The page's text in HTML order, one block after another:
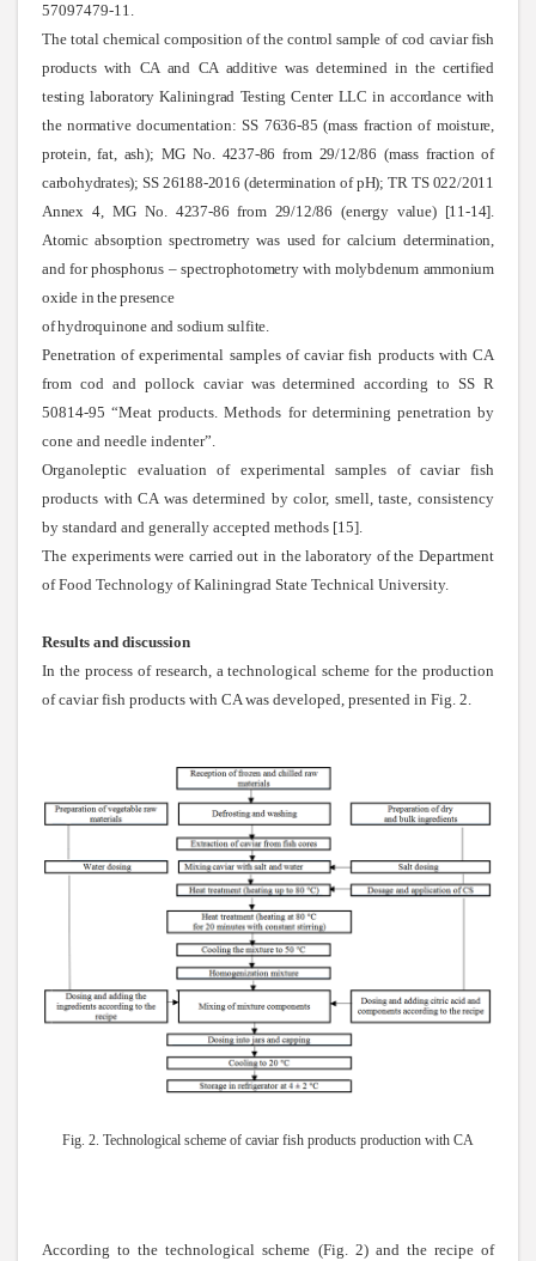
57097479-11.
The total chemical composition of the control sample of cod caviar fish
products with CA and CA additive was determined in the certified
testing laboratory Kaliningrad Testing Center LLC in accordance with
the normative documentation: SS 7636-85 (mass fraction of moisture,
protein, fat, ash); MG No. 4237-86 from 29/12/86 (mass fraction of
carbohydrates); SS 26188-2016 (determination of pH); TR TS 022/2011
Annex 4, MG No. 4237-86 from 29/12/86 (energy value) [11-14].
Atomic absorption spectrometry was used for calcium determination,
and for phosphorus – spectrophotometry with molybdenum ammonium
oxide in the presence
of hydroquinone and sodium sulfite.
Penetration of experimental samples of caviar fish products with CA
from cod and pollock caviar was determined according to SS R
50814-95 “Meat products. Methods for determining penetration by
cone and needle indenter”.
Organoleptic evaluation of experimental samples of caviar fish
products with CA was determined by color, smell, taste, consistency
by standard and generally accepted methods [15].
The experiments were carried out in the laboratory of the Department
of Food Technology ofKaliningrad State Technical University.
Results and discussion
In the process of research, a technological scheme for the production
of caviar fish products with CA was developed, presented in Fig. 2.
Fig. 2. Technological scheme of caviar fish products production with CA
According to the technological scheme (Fig. 2) and the recipe of